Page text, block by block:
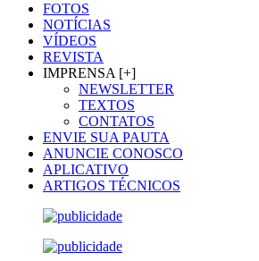
FOTOS
NOTÍCIAS
VÍDEOS
REVISTA
IMPRENSA [+]
NEWSLETTER
TEXTOS
CONTATOS
ENVIE SUA PAUTA
ANUNCIE CONOSCO
APLICATIVO
ARTIGOS TÉCNICOS